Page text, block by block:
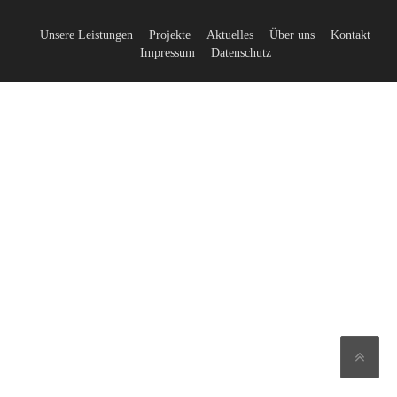
Unsere Leistungen Projekte Aktuelles Über uns
Kontakt
Impressum
Datenschutz